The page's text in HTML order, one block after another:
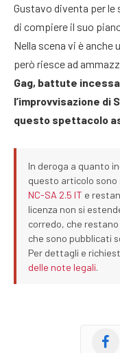
Gustavo diventa per le
di compiere il suo
Nella scena vi è anche
però riesce ad
Gag, battute
l’improvvisazione di
questo spettacolo
In deroga a quanto
questo articolo
NC-SA 2.5 IT e
licenza non si
corredo, che
che sono pubblicati
Per dettagli e
delle note legali.